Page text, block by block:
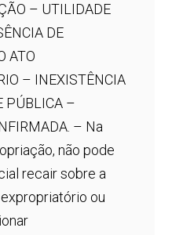
– UTILIDADE
DE
ATO
– INEXISTÊNCIA
PÚBLICA –
– Na
não pode
recair sobre a
ou